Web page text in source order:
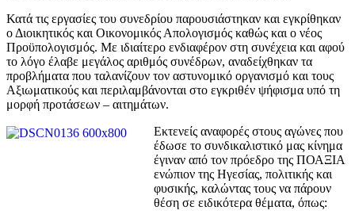
Κατά τις εργασίες του συνεδρίου παρουσιάστηκαν και εγκρίθηκαν
ο Διοικητικός και Οικονομικός Απολογισμός καθώς και ο νέος
Προϋπολογισμός. Με ιδιαίτερο ενδιαφέρον στη συνέχεια και αφού
το λόγο έλαβε μεγάλος αριθμός συνέδρων, αναδείχθηκαν τα
προβλήματα που ταλανίζουν τον αστυνομικό οργανισμό και τους
Αξιωματικούς και περιλαμβάνονται στο εγκριθέν ψήφισμα υπό τη
μορφή προτάσεων – αιτημάτων.
Εκτενείς αναφορές στους αγώνες που
έδωσε το συνδικαλιστικό μας κίνημα
έγιναν από τον πρόεδρο της ΠΟΑΞΙΑ
ενώπιον της Ηγεσίας, πολιτικής και
φυσικής, καλώντας τους να πάρουν
θέση σε ειδικότερα θέματα, όπως: